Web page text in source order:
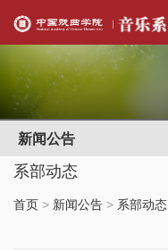
新闻公告
系部动态
首页 > 新闻公告 > 系部动态